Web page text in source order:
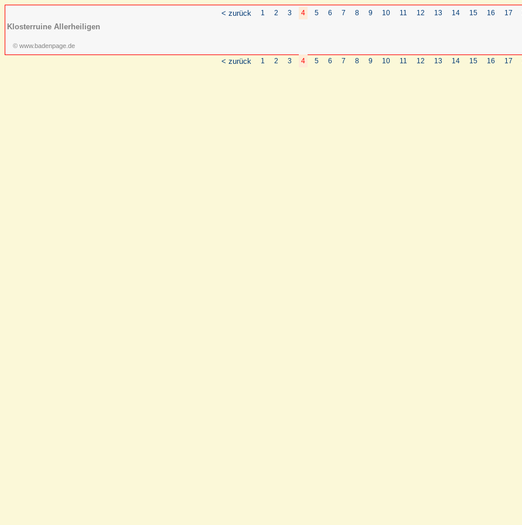
< zurück 1 2 3 4 5 6 7 8 9 10 11 12 13 14 15 16 17
Klosterruine Allerheiligen
© www.badenpage.de
< zurück 1 2 3 4 5 6 7 8 9 10 11 12 13 14 15 16 17